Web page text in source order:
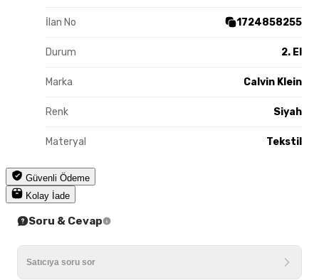
İlan No 1724858255
Durum 2. El
Marka Calvin Klein
Renk Siyah
Materyal Tekstil
Güvenli Ödeme
Kolay İade
Soru & Cevap